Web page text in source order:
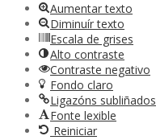
Aumentar texto
Diminuír texto
Escala de grises
Alto contraste
Contraste negativo
Fondo claro
Ligazóns subliñados
Fonte lexible
Reiniciar